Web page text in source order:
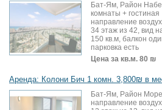
Бат-Ям, Район
комнаты + гостиная
направление
34 этаж из 42, вид
150 кв.м, балкон
парковка есть
Цена за кв.м. 80 ₪
Аренда: Колони Бич 1 комн. 3,800₪ в
Бат-Ям, Район
направление